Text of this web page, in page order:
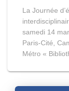
La Journée
samedi 14
Paris-Cité,
Métro «